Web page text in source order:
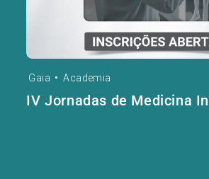
Gaia • Academia
IV Jornadas de Medicina